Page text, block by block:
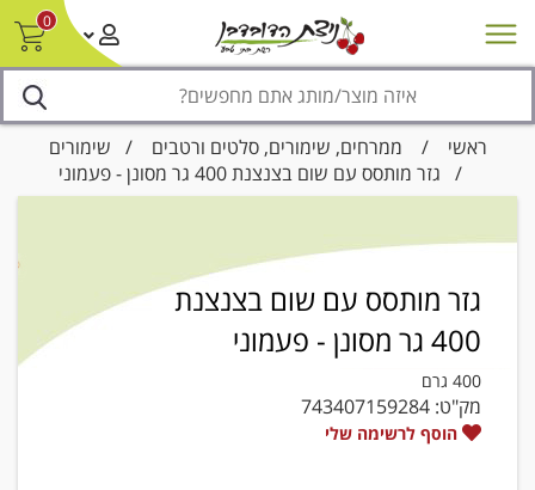
0
מבצעים סניפים צור קשר/ביטול הזמנה
ראשי / ממרחים, שימורים, סלטים ורטבים / שימורים
/ גזר מותסס עם שום בצנצנת 400 גר מסונן - פעמוני
גזר מותסס עם שום בצנצנת
400 גר מסונן - פעמוני
400 גרם
מק"ט: 743407159284
הוסף לרשימה שלי